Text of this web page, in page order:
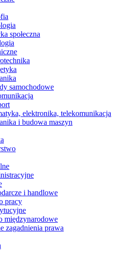
społeczna
samochodowe
elektronika, telekomunikacja
i budowa maszyn
i handlowe
pracy
międzynarodowe
zagadnienia prawa